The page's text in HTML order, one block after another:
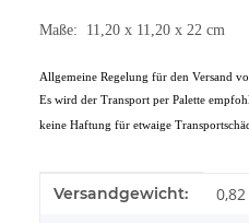
Maße: 11,20 x 11,20 x 22 cm
Allgemeine Regelung für den Versand
Es wird der Transport per Palette
keine Haftung für etwaige
Produkteigenschaft
Wert
Versandgewicht: